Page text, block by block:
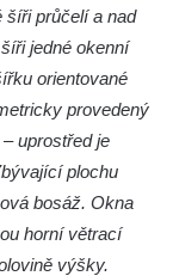
šíři průčelí a nad
jedné okenní
orientované
provedený
uprostřed je
plochu
bosáž. Okna
horní větrací
výšky.